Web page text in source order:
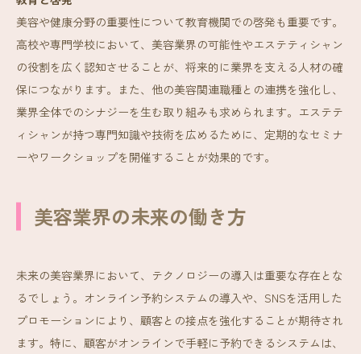
美容や健康分野の重要性について教育機関での啓発も重要です。
高校や専門学校において、美容業界の可能性やエステティシャン
の役割を広く認知させることが、将来的に業界を支える人材の確
保につながります。また、他の美容関連職種との連携を強化し、
業界全体でのシナジーを生む取り組みも求められます。エステテ
ィシャンが持つ専門知識や技術を広めるために、定期的なセミナ
ーやワークショップを開催することが効果的です。
美容業界の未来の働き方
未来の美容業界において、テクノロジーの導入は重要な存在とな
るでしょう。オンライン予約システムの導入や、SNSを活用した
プロモーションにより、顧客との接点を強化することが期待され
ます。特に、顧客がオンラインで手軽に予約できるシステムは、